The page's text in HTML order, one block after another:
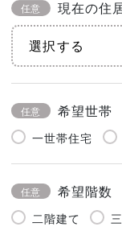
任意 現在の住
任意 希望世帯
一世帯住宅
任意 希望階数
二階建て